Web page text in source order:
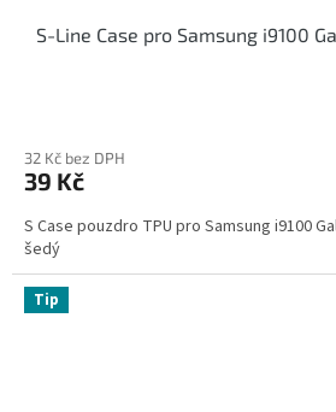
S-Line Case pro Samsung i9100
32 Kč bez DPH
39 Kč
S Case pouzdro TPU pro Samsung i9100
šedý
Tip